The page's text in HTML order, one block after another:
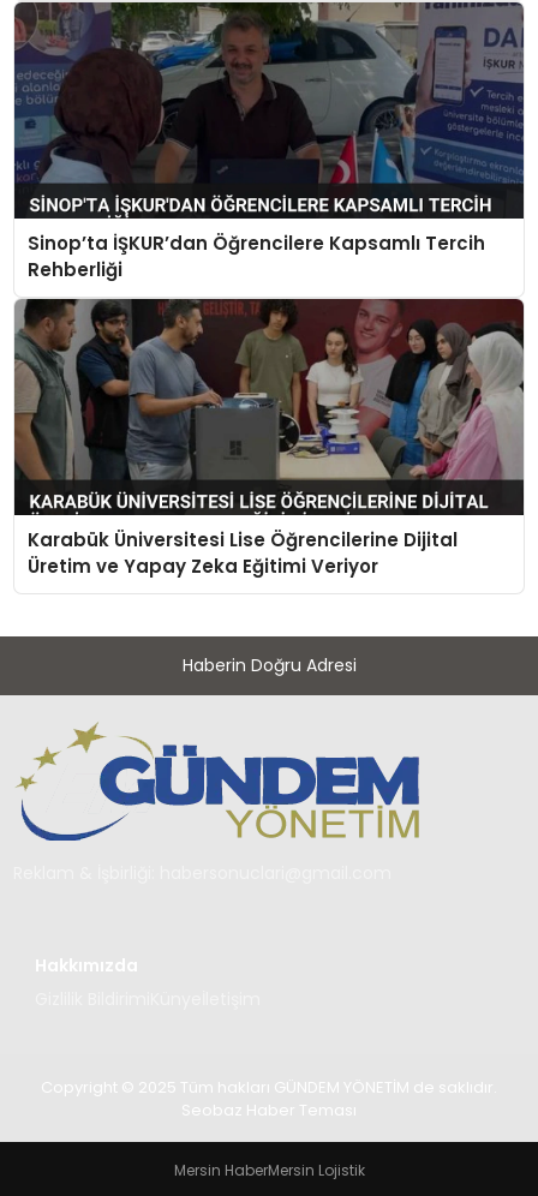
Sinop’ta İŞKUR’dan Öğrencilere Kapsamlı Tercih
Rehberliği
Karabük Üniversitesi Lise Öğrencilerine Dijital
Üretim ve Yapay Zeka Eğitimi Veriyor
Haberin Doğru Adresi
Hakkımızda
Copyright © 2025 Tüm hakları GÜNDEM YÖNETİM de saklıdır.
Seobaz Haber Teması
Mersin HaberMersin Lojistik